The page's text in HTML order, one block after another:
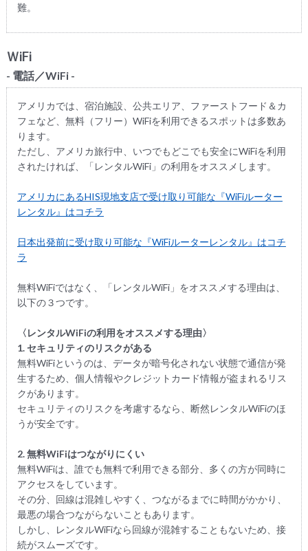
難。
ＷiFi
- 電話／WiFi -
アメリカでは、宿泊施設、公共エリア、ファーストフード＆カ
フェなど、無料（フリー）WiFiを利用できるスポットは多数あ
ります。
ただし、アメリカ旅行中、いつでもどこでも安全にWiFiを利用
されたければ、「レンタルWiFi」の利用をオススメします。
アメリカにあるHIS現地支店で受け取り可能な『WiFiルーター
レンタル』はコチラ
日本出発前に受け取り可能な『WiFiルーターレンタル』はコチ
ラ
無料WiFiではなく、「レンタルWiFi」をオススメする理由は、
以下の３つです。
〈レンタルWiFiの利用をオススメする理由〉
1. セキュリティのリスクがある
無料WiFiというのは、データが暗号化されない状態で通信が発
生するため、個人情報やクレジットカード情報が盗まれるリス
クがあります。
セキュリティのリスクを考慮するなら、断然レンタルWiFiのほ
うが安全です。
2. 無料WiFiはつながりにくい
無料WiFiは、誰でも無料で利用できる部分、多くの方が同時に
アクセスをしています。
その分、回線は混雑しやすく、つながるまでに時間がかかり、
最悪の場合つながらないこともあります。
しかし、レンタルWiFiなら回線が混雑することもないため、接
続がスムーズです。